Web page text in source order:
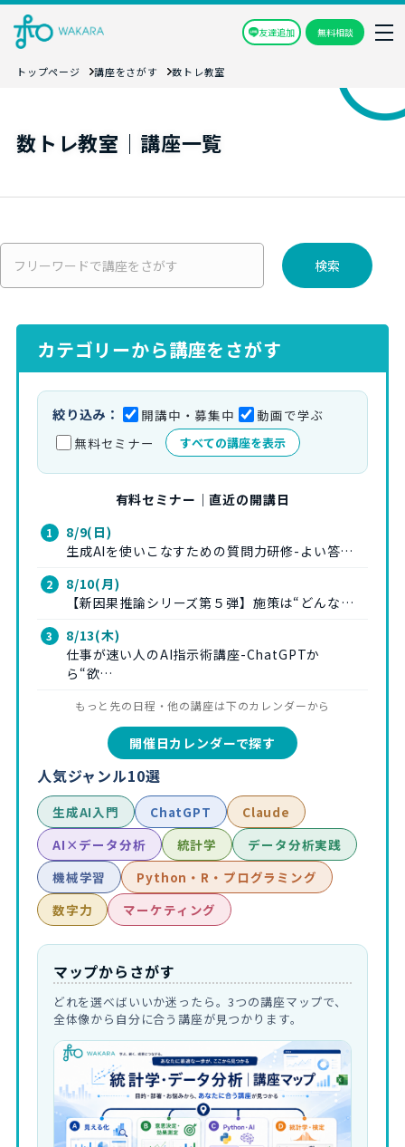
友達追加 無料相談
トップページ 講座をさがす 数トレ教室
数トレ教室｜講座一覧
検索
カテゴリーから講座をさがす
絞り込み： 開講中・募集中
動画で学ぶ
無料セミナー
すべての講座を表示
有料セミナー｜直近の開講日
8/9(日)
生成AIを使いこなすための質問力研修-よい答…
8/10(月)
【新因果推論シリーズ第５弾】施策は“どんな…
8/13(木)
仕事が速い人のAI指示術講座-ChatGPTか
ら“欲…
もっと先の日程・他の講座は下のカレンダーから
開催日カレンダーで探す
人気ジャンル10選
生成AI入門 ChatGPT
Claude
AI×データ分析
統計学
データ分析実践
機械学習
Python・R・プログラミング
数字力
マーケティング
マップからさがす
どれを選べばいいか迷ったら。3つの講座マップで、
全体像から自分に合う講座が見つかります。